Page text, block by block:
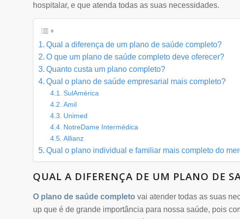
hospitalar, e que atenda todas as suas necessidades.
Qual a diferença de um plano de saúde completo?
O que um plano de saúde completo deve oferecer?
Quanto custa um plano completo?
Qual o plano de saúde empresarial mais completo?
SulAmérica
Amil
Unimed
NotreDame Intermédica
Allianz
Qual o plano individual e familiar mais completo do
QUAL A DIFERENÇA DE UM PLANO DE
O plano de saúde completo vai atender todas as suas
up que é de grande importância para nossa saúde, pois